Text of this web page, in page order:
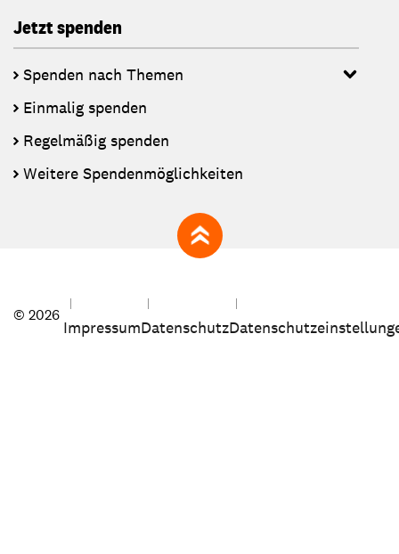
Jetzt spenden
Spenden nach Themen
Einmalig spenden
Regelmäßig spenden
Weitere Spendenmöglichkeiten
zum Seitenanfang
© 2026
ImpressumDatenschutz